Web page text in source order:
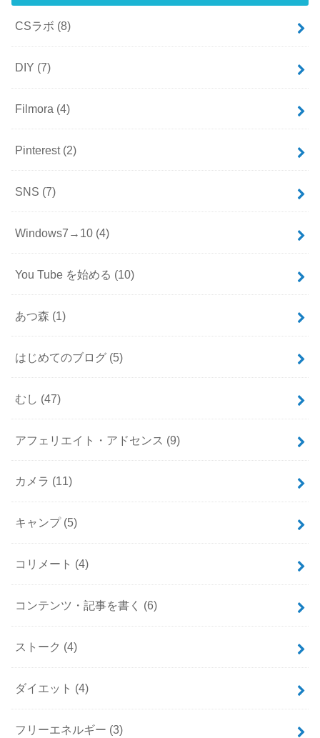
CSラボ (8)
DIY (7)
Filmora (4)
Pinterest (2)
SNS (7)
Windows7→10 (4)
You Tube を始める (10)
あつ森 (1)
はじめてのブログ (5)
むし (47)
アフェリエイト・アドセンス (9)
カメラ (11)
キャンプ (5)
コリメート (4)
コンテンツ・記事を書く (6)
ストーク (4)
ダイエット (4)
フリーエネルギー (3)